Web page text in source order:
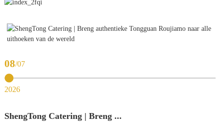
meer
08 07
2026
ShengTong Catering | Breng ...